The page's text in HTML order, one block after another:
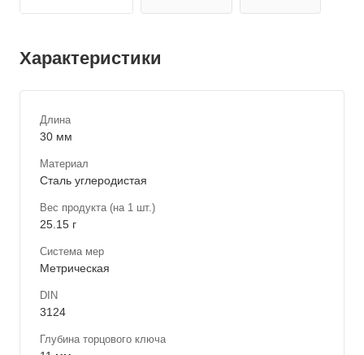
Характеристики
Длина
30 мм
Материал
Сталь углеродистая
Вес продукта (на 1 шт.)
25.15 г
Система мер
Метрическая
DIN
3124
Глубина торцового ключа